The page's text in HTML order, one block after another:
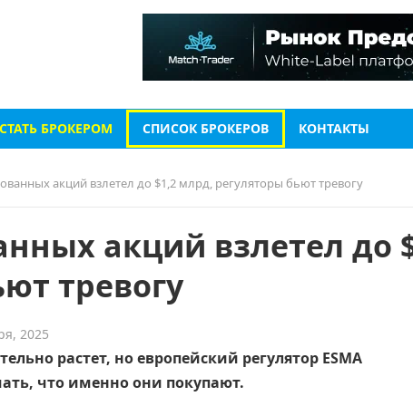
СТАТЬ БРОКЕРОМ СПИСОК БРОКЕРОВ КОНТАКТЫ
акций взлетел до $1,2 млрд, регуляторы бьют тревогу
акций взлетел до
тревогу
2025
растет, но европейский регулятор ESMA
что именно они покупают.